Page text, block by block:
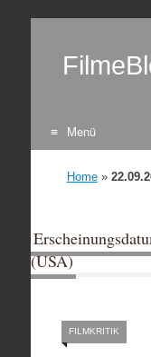
Menü
Home»
(USA)
FILMKRITIK